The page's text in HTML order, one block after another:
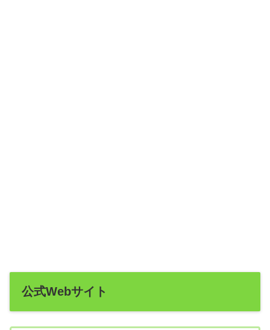
公式Webサイト